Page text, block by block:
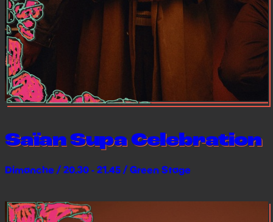
Saïan Supa Celebration
Dimanche / 20.30 - 21.45 / Green Stage